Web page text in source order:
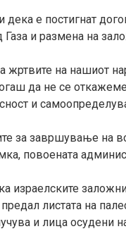
е постигнат
и размена на
жртвите на нашиот
да не се
и
за завршување на
повоената
израелските
листата на
и лица осудени